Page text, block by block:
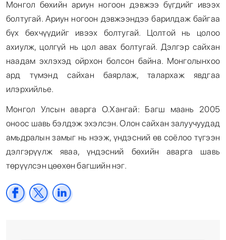
Монгол бөхийн ариун ногоон дэвжээ бүгдийг ивээх
болтугай. Ариун ногоон дэвжээндээ барилдаж байгаа
бүх бөхчүүдийг ивээх болтугай. Цолтой нь цолоо
ахиулж, цолгүй нь цол авах болтугай. Дэлгэр сайхан
наадам эхлэхэд ойрхон болсон байна. Монголынхоо
ард түмэнд сайхан баярлаж, талархаж явдгаа
илэрхийлье.
Монгол Улсын аварга О.Хангай: Багш маань 2005
оноос шавь бэлдэж эхэлсэн. Олон сайхан залуучуудад
амьдралын замыг нь нээж, үндэсний өв соёлоо түгээн
дэлгэрүүлж яваа, үндэсний бөхийн аварга шавь
төрүүлсэн цөөхөн багшийн нэг.